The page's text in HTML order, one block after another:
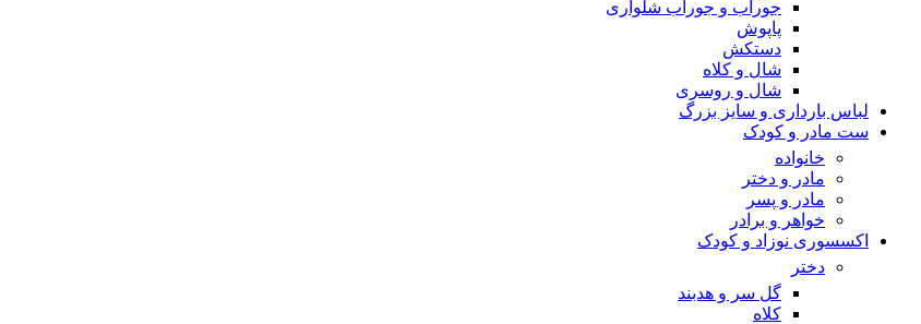
جوراب و جوراب شلواری
پاپوش
دستکش
شال و کلاه
شال و روسری
لباس بارداری و سایز بزرگ
ست مادر و کودک
خانواده
مادر و دختر
مادر و پسر
خواهر و برادر
اکسسوری نوزاد و کودک
دختر
گل سر و هدبند
کلاه